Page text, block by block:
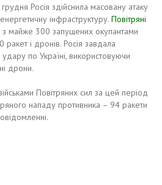
Росія здійснила масовану атаку
інфраструктуру. Повітряні
майже 300 запущених окупантами
і дронів. Росія завдала
по Україні, використовуючи
дрони.
Повітряних сил за цей період
нападу противника – 94 ракети